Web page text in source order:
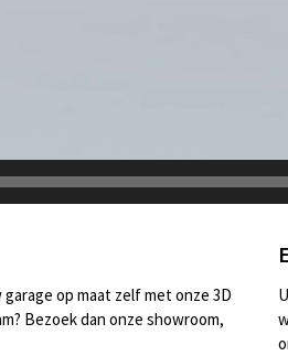
op maat zelf met onze 3D
Bezoek dan onze showroom,